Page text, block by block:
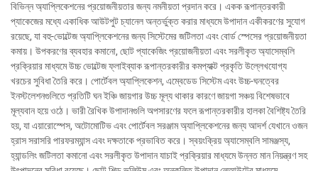
বিভিন্ন অ্যাপ্লিকেশনের প্রয়োজনীয়তার জন্য নমনীয়তা প্রদান করে। একক রূপান্তরকারী
প্যাকেজের মধ্যে একাধিক আউটপুট চ্যানেল অন্তর্ভুক্ত করার মাধ্যমে উপাদান একীকরণের সুযোগ
রয়েছে, যা বহু-ভোল্টেজ অ্যাপ্লিকেশনের জন্য সিস্টেমের জটিলতা এবং বোর্ড স্পেসের প্রয়োজনীয়তা
কমায়। উপকরণের ব্যবহার কমানো, ছোট প্যাকেজিং প্রয়োজনীয়তা এবং সরলীকৃত অ্যাসেম্বলি
প্রক্রিয়ার মাধ্যমে উচ্চ ভোল্টেজ ফ্লাইব্যাক রূপান্তরকারীর কমপ্যাক্ট প্রকৃতি উল্লেখযোগ্য
খরচের সুবিধা তৈরি করে। পোর্টেবল অ্যাপ্লিকেশন, এম্বেডেড সিস্টেম এবং উচ্চ-ঘনত্বের
ইনস্টলেশনগুলিতে প্রতিটি ঘন ইঞ্চি জায়গার উচ্চ মূল্য থাকার কারণে জায়গা সঞ্চয় বিশেষভাবে
মূল্যবান হয়ে ওঠে। ভারী রৈখিক উপাদানগুলি অপসারণের ফলে রূপান্তরকারীর হালকা বৈশিষ্ট্য তৈরি
হয়, যা এয়ারোস্পেস, অটোমোটিভ এবং পোর্টেবল সরঞ্জাম অ্যাপ্লিকেশনের জন্য আদর্শ যেখানে ওজন
হ্রাস সরাসরি পারফরম্যান্স এবং দক্ষতাকে প্রভাবিত করে। স্বয়ংক্রিয় অ্যাসেম্বলি সামঞ্জস্য,
হ্যান্ডলিং জটিলতা কমানো এবং সরলীকৃত উপাদান যাচাই প্রক্রিয়ার মাধ্যমে উন্নত মান নিয়ন্ত্রণ সহ